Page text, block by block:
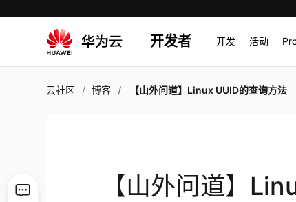
开发者 开发 活动
云社区 博客 【山外问道】Linux UUID的查询方法
【山外问道】